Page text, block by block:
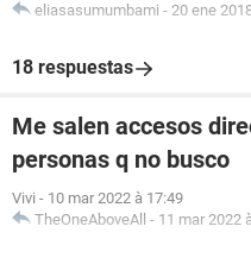
eliasasumumbami - 20 ene
18 respuestas
Me salen accesos
personas q no busco
Vivi - 10 mar 2022 à 17:49
TheOneAboveAll - 11 mar 2022